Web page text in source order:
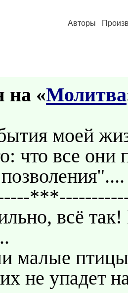
Авторы
на «Молитва
моей
что все они
всё
малые
не упадет